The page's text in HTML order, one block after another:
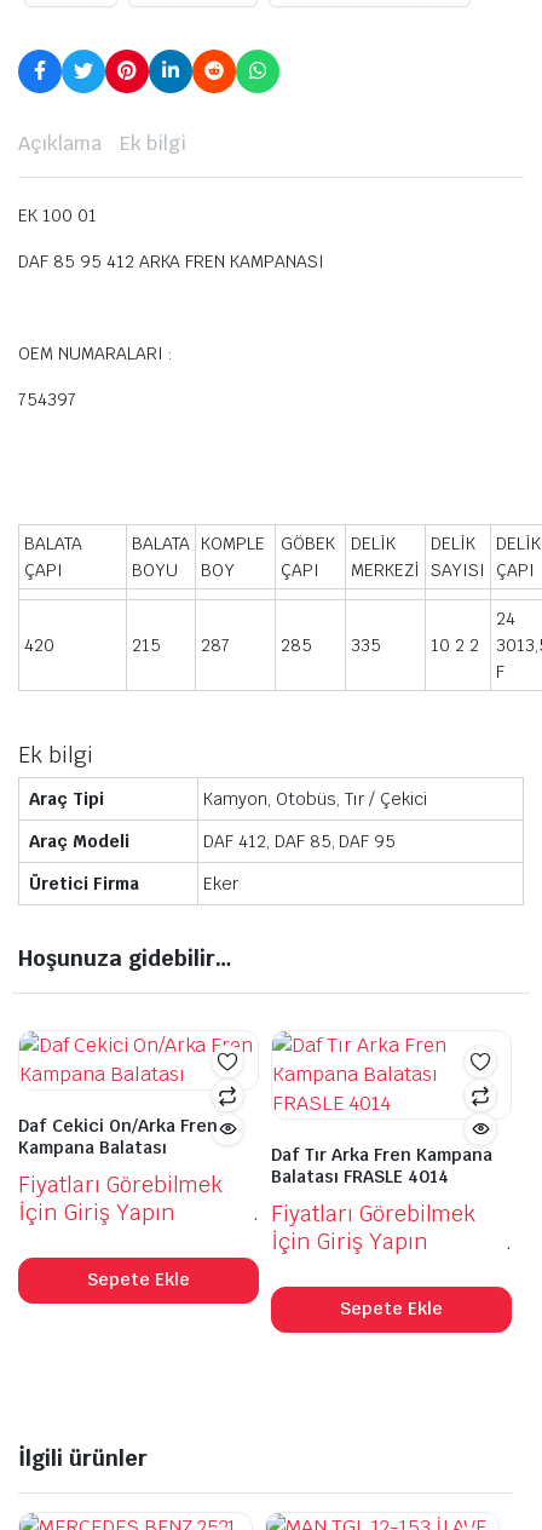
Açıklama Ek bilgi
EK 100 01
DAF 85 95 412 ARKA FREN KAMPANASI
OEM NUMARALARI :
754397
BALATA
ÇAPI
BALATA
BOYU
KOMPLE
BOY
GÖBEK
ÇAPI
DELİK
MERKEZİ
DELİK
SAYISI
ÇAPI
420 215 287 285 335 10 2 2
24
F
Ek bilgi
Araç Tipi
Kamyon, Otobüs, Tır / Çekici
Araç Modeli
DAF 412, DAF 85, DAF 95
Üretici Firma
Eker
Hoşunuza gidebilir…
Daf Cekici On/Arka Fren
Kampana Balatası
Fiyatları Görebilmek
İçin Giriş Yapın
.
Sepete Ekle
Daf Tır Arka Fren Kampana
Balatası FRASLE 4014
Fiyatları Görebilmek
İçin Giriş Yapın
.
Sepete Ekle
İlgili ürünler